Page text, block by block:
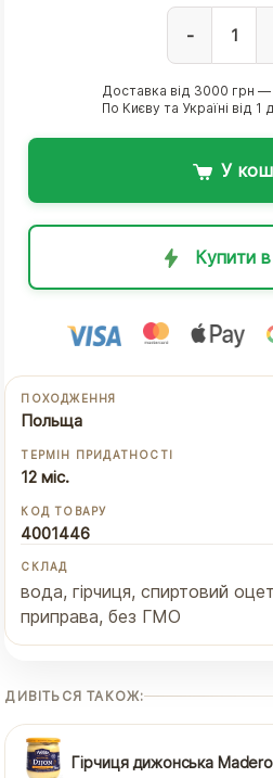
-
Доставка від 3000 грн
По Києву та Україні від 1
У
Купити в
ПОХОДЖЕННЯ
Польща
ТЕРМІН ПРИДАТНОСТІ
12 міс.
КОД ТОВАРУ
4001446
СКЛАД
вода, гірчиця, спиртовий
приправа, без ГМО
ДИВІТЬСЯ ТАКОЖ:
Гірчиця дижонська Madero